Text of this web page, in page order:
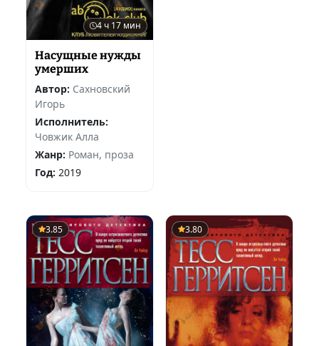
4 ч 17 мин
Насущные нужды
умерших
Автор: Сахновский
Игорь
Исполнитель:
Човжик Алла
Жанр: Роман, проза
Год: 2019
3.85 3.80